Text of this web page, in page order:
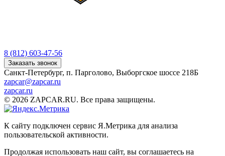
8 (812) 603-47-56
Заказать звонок
Санкт-Петербург, п. Парголово, Выборгское шоссе 218Б
zapcar@zapcar.ru
zapcar.ru
© 2026 ZAPCAR.RU. Все права защищены.
К сайту подключен сервис Я.Метрика для анализа
пользовательской активности.
Продолжая использовать наш сайт, вы соглашаетесь на